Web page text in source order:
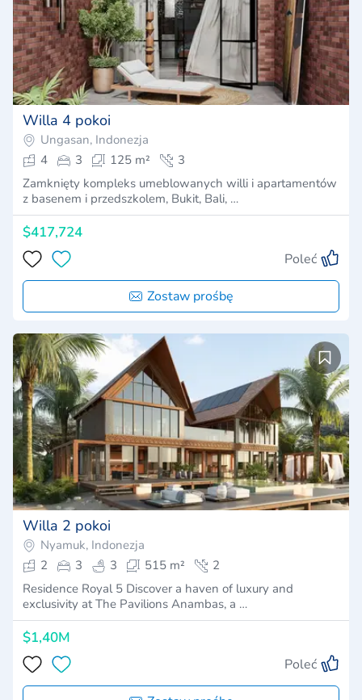
Willa 4 pokoi
Ungasan, Indonezja
4
3 125 m²
3
Zamknięty kompleks umeblowanych willi i apartamentów
z basenem i przedszkolem, Bukit, Bali, …
$417,724
Poleć
Zostaw prośbę
Willa 2 pokoi
Nyamuk, Indonezja
2
3 3 515 m²
2
Residence Royal 5 Discover a haven of luxury and
exclusivity at The Pavilions Anambas, a …
$1,40M
Poleć